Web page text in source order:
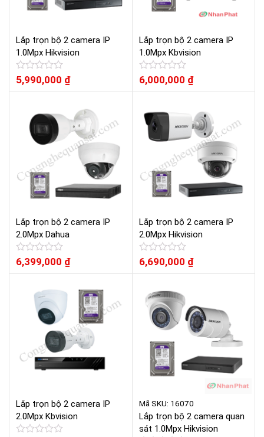
Lắp trọn bộ 2 camera IP
1.0Mpx Hikvision
Được
xếp
5,990,000 ₫
Lắp trọn bộ 2 camera IP
1.0Mpx Kbvision
Được
xếp
sao
6,000,000 ₫
Lắp trọn bộ 2 camera IP
2.0Mpx Dahua
Được
xếp
6,399,000 ₫
Lắp trọn bộ 2 camera IP
2.0Mpx Hikvision
Được
xếp
sao
6,690,000 ₫
Lắp trọn bộ 2 camera IP
2.0Mpx Kbvision
Mã SKU: 16070
Lắp trọn bộ 2 camera quan
sát 1.0Mpx Hikvision